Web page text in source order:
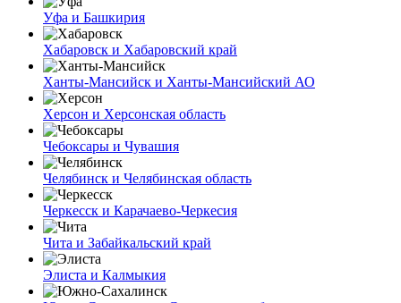
Уфа и Башкирия
Хабаровск и Хабаровский край
Ханты-Мансийск и Ханты-Мансийский АО
Херсон и Херсонская область
Чебоксары и Чувашия
Челябинск и Челябинская область
Черкесск и Карачаево-Черкесия
Чита и Забайкальский край
Элиста и Калмыкия